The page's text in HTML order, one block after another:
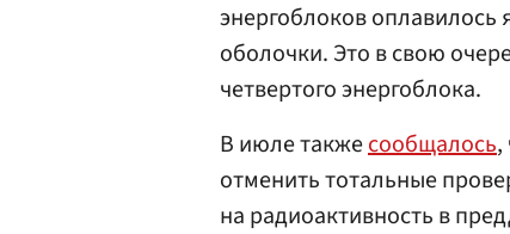
энергоблоков
оболочки. Это в свою
четвертого энергоблока.
В июле такжесообщалось,
отменить тотальные
на радиоактивность в